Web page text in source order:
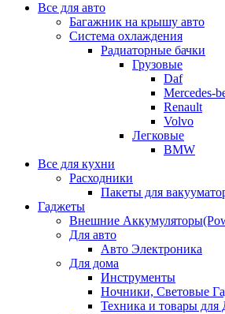
Все для авто
Багажник на крышу авто
Система охлаждения
Радиаторные бачки
Грузовые
Daf
Mercedes-
Renault
Volvo
Легковые
BMW
Все для кухни
Расходники
Пакеты для
Гаджеты
Внешние
Для авто
Авто Электроника
Для дома
Инструменты
Ночники, Световые
Техника и товары для